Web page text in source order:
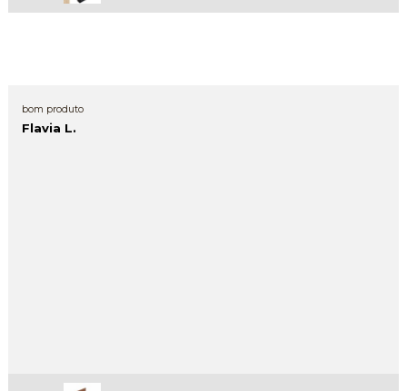
bom produto
Flavia L.